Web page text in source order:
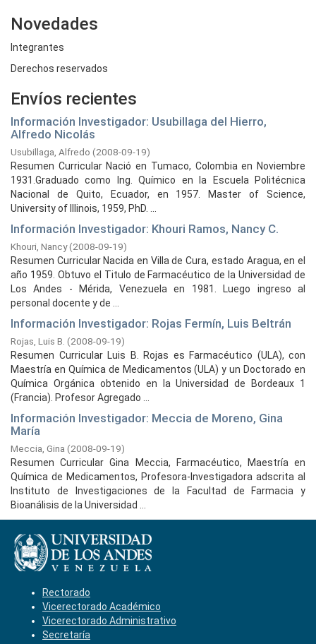
Novedades
Integrantes
Derechos reservados
Envíos recientes
Información Investigador: Usubillaga del Hierro,
Alfredo Nicolás
Usubillaga, Alfredo (2008-09-19)
Resumen Curricular Nació en Tumaco, Colombia en Noviembre
1931.Graduado como Ing. Químico en la Escuela Politécnica
Nacional de Quito, Ecuador, en 1957. Master of Science,
University of Illinois, 1959, PhD. ...
Información Investigador: Khouri Ramos, Nancy C.
Khouri, Nancy(2008-09-19)
Resumen Curricular Nacida en Villa de Cura, estado Aragua, en el
año 1959. Obtuvo el Titulo de Farmacéutico de la Universidad de
Los Andes - Mérida, Venezuela en 1981. Luego ingreso al
personal docente y de ...
Información Investigador: Rojas Fermín, Luis Beltrán
Rojas, Luis B. (2008-09-19)
Resumen Curricular Luis B. Rojas es Farmacéutico (ULA), con
Maestría en Química de Medicamentos (ULA) y un Doctorado en
Química Orgánica obtenido en la Universidad de Bordeaux 1
(Francia). Profesor Agregado ...
Información Investigador: Meccia de Moreno, Gina
María
Meccia, Gina (2008-09-19)
Resumen Curricular Gina Meccia, Farmacéutico, Maestría en
Química de Medicamentos, Profesora-Investigadora adscrita al
Instituto de Investigaciones de la Facultad de Farmacia y
Bioanálisis de la Universidad ...
Rectorado
Vicerectorado Académico
Vicerectorado Administrativo
Secretaría